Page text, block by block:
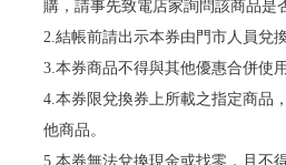
購，請事先致電店家詢問該商品是
2.結帳前請出示本券由門市人員兌換
3.本券商品不得與其他優惠合併使用
4.本券限兌換券上所載之指定商品
他商品。
5.本券無法兌換現金或找零，且不